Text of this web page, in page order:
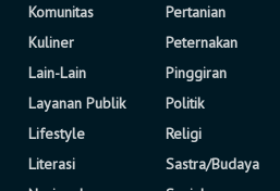
Komunitas
Kuliner
Lain-Lain
Layanan Publik
Lifestyle
Literasi
Pertanian
Peternakan
Pinggiran
Politik
Religi
Sastra/Budaya